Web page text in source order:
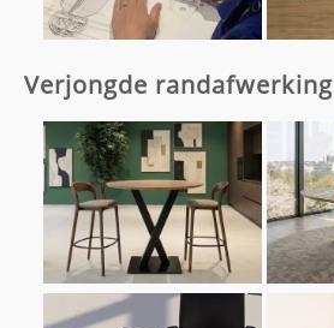
Verjongde randafwerking